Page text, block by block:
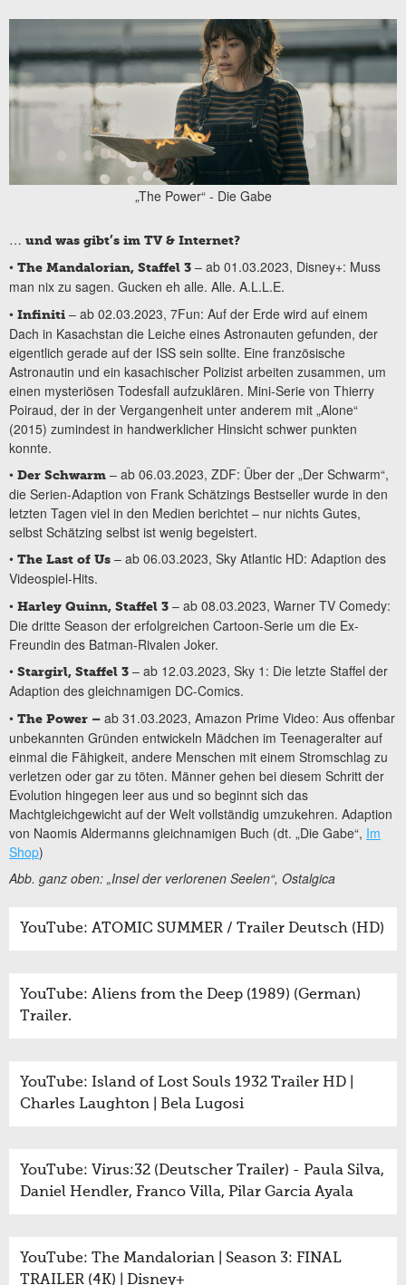
„The Power“ - Die Gabe
… und was gibt’s im TV & Internet?
• The Mandalorian, Staffel 3 – ab 01.03.2023, Disney+: Muss
man nix zu sagen. Gucken eh alle. Alle. A.L.L.E.
• Infiniti – ab 02.03.2023, 7Fun: Auf der Erde wird auf einem
Dach in Kasachstan die Leiche eines Astronauten gefunden, der
eigentlich gerade auf der ISS sein sollte. Eine französische
Astronautin und ein kasachischer Polizist arbeiten zusammen, um
einen mysteriösen Todesfall aufzuklären. Mini-Serie von Thierry
Poiraud, der in der Vergangenheit unter anderem mit „Alone“
(2015) zumindest in handwerklicher Hinsicht schwer punkten
konnte.
• Der Schwarm – ab 06.03.2023, ZDF: Über der „Der Schwarm“,
die Serien-Adaption von Frank Schätzings Bestseller wurde in den
letzten Tagen viel in den Medien berichtet – nur nichts Gutes,
selbst Schätzing selbst ist wenig begeistert.
• The Last of Us – ab 06.03.2023, Sky Atlantic HD: Adaption des
Videospiel-Hits.
• Harley Quinn, Staffel 3 – ab 08.03.2023, Warner TV Comedy:
Die dritte Season der erfolgreichen Cartoon-Serie um die Ex-
Freundin des Batman-Rivalen Joker.
• Stargirl, Staffel 3 – ab 12.03.2023, Sky 1: Die letzte Staffel der
Adaption des gleichnamigen DC-Comics.
• The Power – ab 31.03.2023, Amazon Prime Video: Aus offenbar
unbekannten Gründen entwickeln Mädchen im Teenageralter auf
einmal die Fähigkeit, andere Menschen mit einem Stromschlag zu
verletzen oder gar zu töten. Männer gehen bei diesem Schritt der
Evolution hingegen leer aus und so beginnt sich das
Machtgleichgewicht auf der Welt vollständig umzukehren. Adaption
von Naomis Aldermanns gleichnamigen Buch (dt. „Die Gabe“, Im
Shop)
Abb. ganz oben: „Insel der verlorenen Seelen“, Ostalgica
YouTube: ATOMIC SUMMER / Trailer Deutsch (HD)
YouTube: Aliens from the Deep (1989) (German)
Trailer.
YouTube: Island of Lost Souls 1932 Trailer HD |
Charles Laughton | Bela Lugosi
YouTube: Virus:32 (Deutscher Trailer) - Paula Silva,
Daniel Hendler, Franco Villa, Pilar Garcia Ayala
YouTube: The Mandalorian | Season 3: FINAL
TRAILER (4K) | Disney+